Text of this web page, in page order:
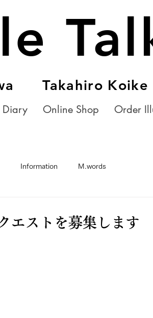
Takahiro Koike
Diary Online Shop Order
Information M.words
エストを募集します